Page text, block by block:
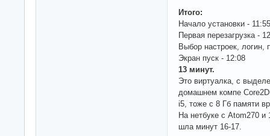
Итого:
Начало установки - 11:55
Первая перезагрузка -
Выбор настроек, логин,
Экран пуск - 12:08
13 минут.
Это виртуалка, с
домашнем компе
i5, тоже с 8 Гб памяти
На нетбуке с Atom270 и
шла минут 16-17.